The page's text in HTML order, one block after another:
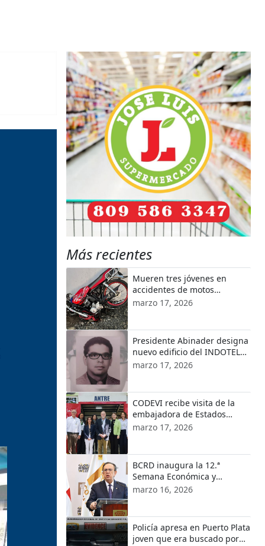
Más recientes
Mueren tres jóvenes en
accidentes de motos
ocurridos en localidades de
marzo 17, 2026
Presidente Abinader designa
nuevo edificio del INDOTEL
con el nombre de Orlando
marzo 17, 2026
CODEVI recibe visita de la
embajadora de Estados
Unidos en República
marzo 17, 2026
BCRD inaugura la 12.ª
Semana Económica y
Financiera 2026
marzo 16, 2026
Policía apresa en Puerto Plata
joven que era buscado por